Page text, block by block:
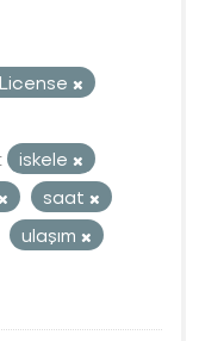
iskele
saat
ulaşım